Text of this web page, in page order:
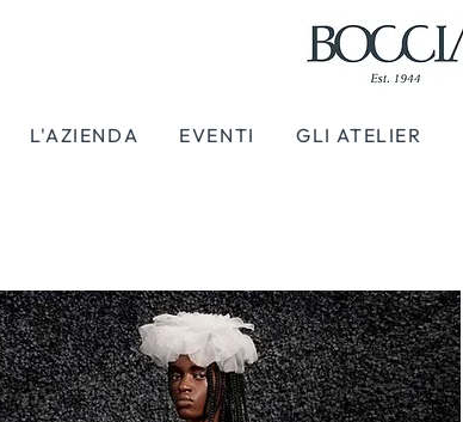
L'AZIENDA EVENTI GLI ATELIER